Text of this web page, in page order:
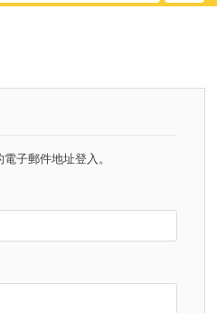
子郵件地址登入。